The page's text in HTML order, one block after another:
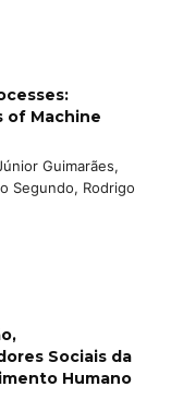
of Machine
Guimarães,
Segundo, Rodrigo
Sociais da
Humano